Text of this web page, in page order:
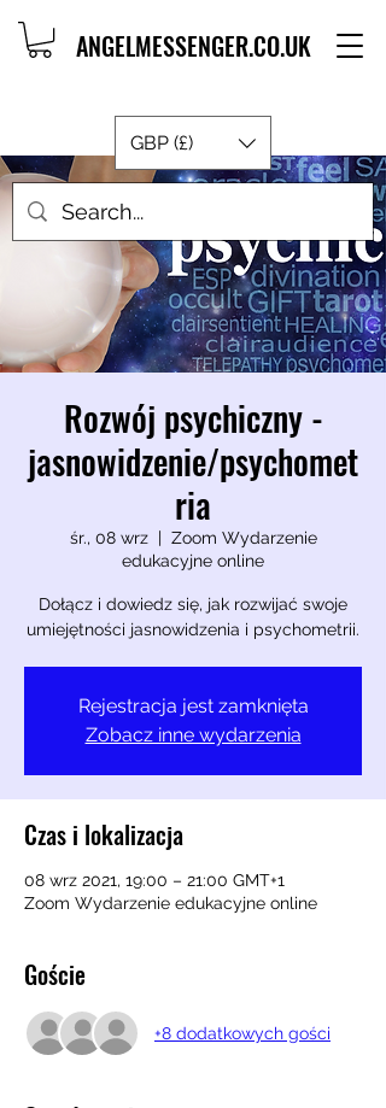
ANGELMESSENGER.CO.UK
GBP (£)
Rozwój psychiczny -
jasnowidzenie/psychomet
ria
śr., 08 wrz
  |
Zoom Wydarzenie
edukacyjne online
Dołącz i dowiedz się, jak rozwijać swoje
umiejętności jasnowidzenia i psychometrii.
Rejestracja jest zamknięta
Zobacz inne wydarzenia
Czas i lokalizacja
08 wrz 2021, 19:00 – 21:00 GMT+1
Zoom Wydarzenie edukacyjne online
Goście
+8 dodatkowych gości